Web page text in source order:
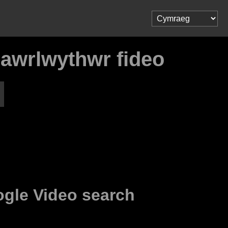
fideo
Video search